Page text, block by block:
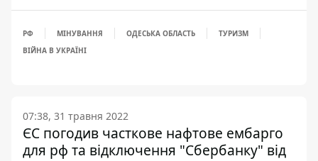
РФ МІНУВАННЯ ОДЕСЬКА ОБЛАСТЬ
ТУРИЗМ
ВІЙНА В УКРАЇНІ
07:38, 31 травня 2022
ЄС погодив часткове нафтове ембарго
для рф та відключення "Сбербанку" від